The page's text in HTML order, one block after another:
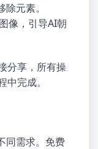
元素。
像，引导AI朝
分享，所有操
完成。
同需求。免费